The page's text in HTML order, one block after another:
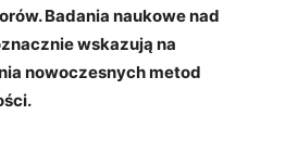
Badania naukowe nad
wskazują na
nowoczesnych metod